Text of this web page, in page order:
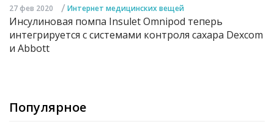
27 фев 2020 / Интернет медицинских вещей
Инсулиновая помпа Insulet Omnipod теперь
интегрируется с системами контроля сахара Dexcom
и Abbott
Популярное